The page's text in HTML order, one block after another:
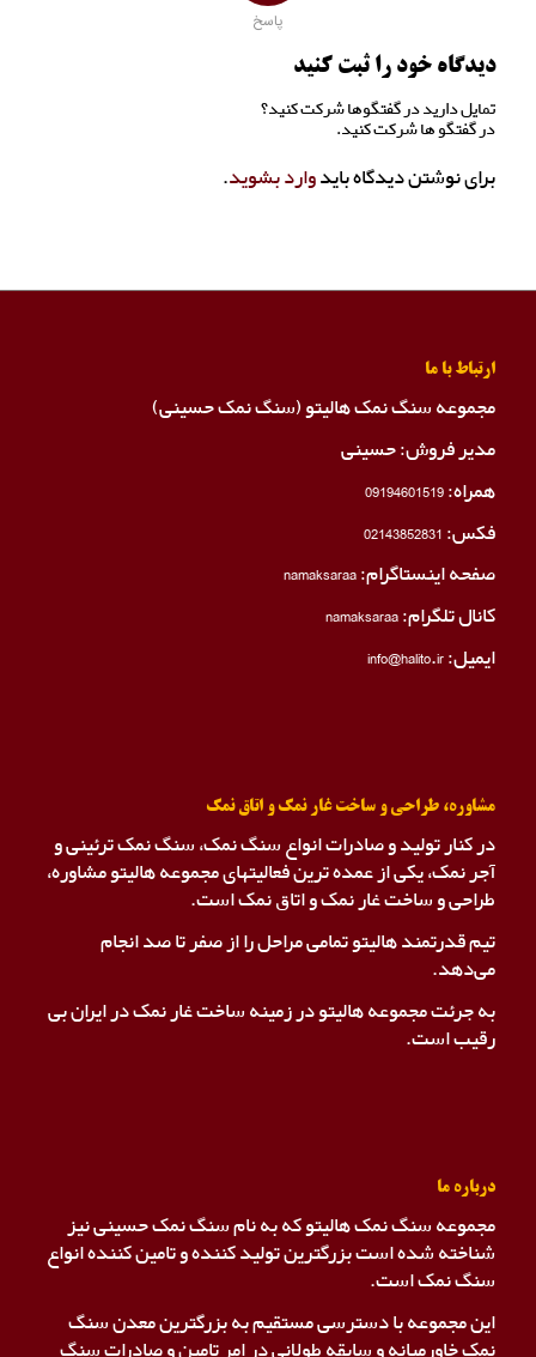
پاسخ
دیدگاه خود را ثبت کنید
تمایل دارید در گفتگوها شرکت کنید؟
در گفتگو ها شرکت کنید.
برای نوشتن دیدگاه بایدوارد بشوید.
ارتباط با ما
مجموعه سنگ نمک هالیتو (سنگ نمک حسینی)
مدیر فروش: حسینی
همراه:09194601519
فکس:02143852831
صفحه اینستاگرام:namaksaraa
کانال تلگرام:namaksaraa
ایمیل: info@halito.ir
مشاوره، طراحی و ساخت غار نمک و اتاق نمک
در کنار تولید و صادرات انواع سنگ نمک، سنگ نمک ترئینی و
آجر نمک، یکی از عمده ترین فعالیتهای مجموعه هالیتو مشاوره،
طراحی و ساخت غار نمک و اتاق نمک است.
تیم قدرتمند هالیتو تمامی مراحل را از صفر تا صد انجام
می‌دهد.
به جرئت مجموعه هالیتو در زمینه ساخت غار نمک در ایران بی
رقیب است.
درباره ما
مجموعه سنگ نمک هالیتو که به نام سنگ نمک حسینی نیز
شناخته شده است بزرگترین تولید کننده و تامین کننده انواع
سنگ نمک است.
این مجموعه با دسترسی مستقیم به بزرگترین معدن سنگ
نمک خاورمیانه و سابقه طولانی در امر تامین و صادرات سنگ